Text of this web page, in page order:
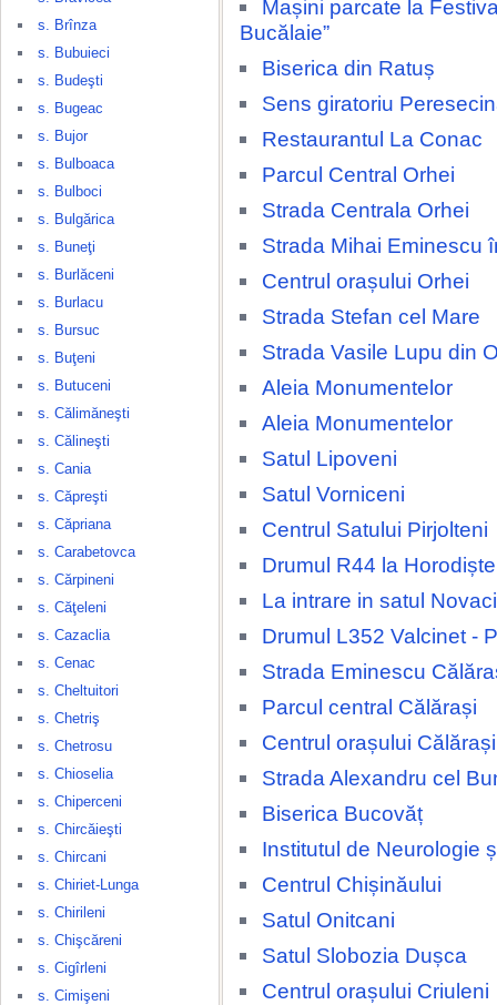
s. Brînza
s. Bubuieci
s. Budeşti
s. Bugeac
s. Bujor
s. Bulboaca
s. Bulboci
s. Bulgărica
s. Buneţi
s. Burlăceni
s. Burlacu
s. Bursuc
s. Buţeni
s. Butuceni
s. Călimăneşti
s. Călineşti
s. Cania
s. Căpreşti
s. Căpriana
s. Carabetovca
s. Cărpineni
s. Căţeleni
s. Cazaclia
s. Cenac
s. Cheltuitori
s. Chetriş
s. Chetrosu
s. Chioselia
s. Chiperceni
s. Chircăieşti
s. Chircani
s. Chiriet-Lunga
s. Chirileni
s. Chişcăreni
s. Cigîrleni
s. Cimişeni
Mașini parcate la
Bucălaie”
Biserica din Ratuș
Sens giratoriu
Restaurantul La Conac
Parcul Central Orhei
Strada Centrala Orhei
Strada Mihai Eminescu
Centrul orașului Orhei
Strada Stefan cel Mare
Strada Vasile Lupu din
Aleia Monumentelor
Aleia Monumentelor
Satul Lipoveni
Satul Vorniceni
Centrul Satului Pirjolteni
Drumul R44 la Horodiște
La intrare in satul Novaci
Drumul L352 Valcinet -
Strada Eminescu
Parcul central Călărași
Centrul orașului Călărași
Strada Alexandru cel
Biserica Bucovăț
Institutul de Neurologie
Centrul Chișinăului
Satul Onitcani
Satul Slobozia Dușca
Centrul orașului Criuleni